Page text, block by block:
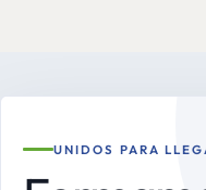
UNIDOS PARA